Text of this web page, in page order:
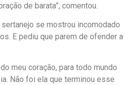
de barata”, comentou.
se mostrou incomodado
E pediu que parem de ofender a
meu coração, para todo mundo
Não foi ela que terminou esse